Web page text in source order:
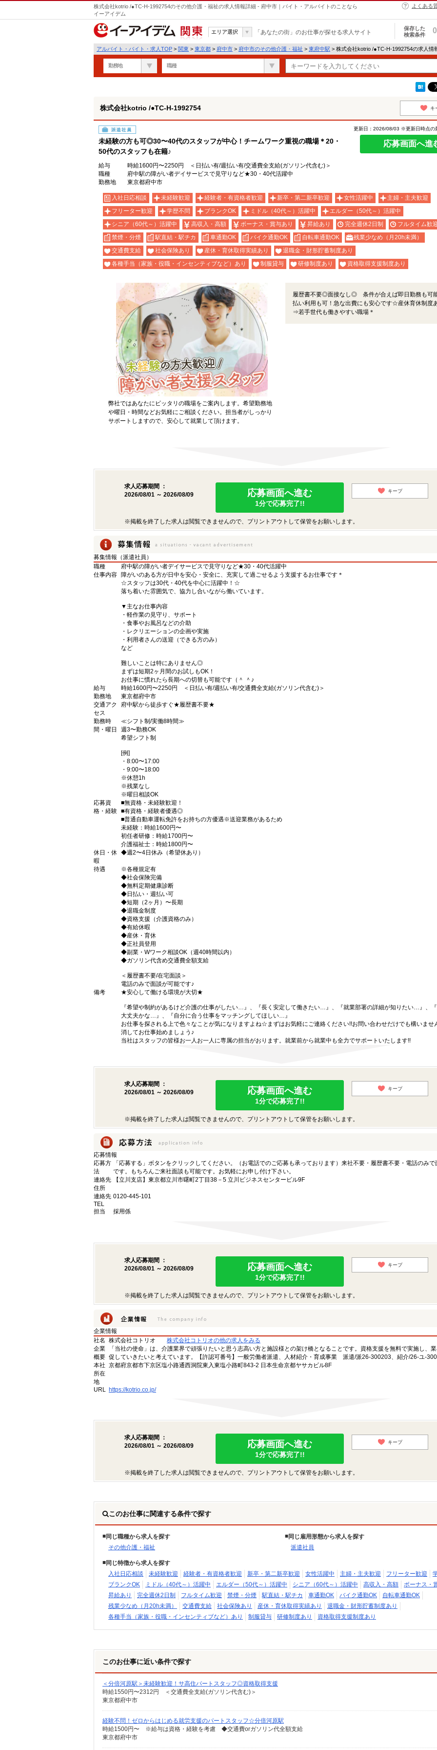
株式会社kotrio /●TC-H-1992754のその他介護・福祉の求人情報詳細 - 府中市｜バイト・アルバイトのことなら
イーアイデム
よくある
関東
エリア選択 「あなたの街」のお仕事が探せる求人サイト
保存した
検索条件
0
アルバイト・バイト・求人TOP > 関東 > 東京都 > 府中市 > 府中市のその他介護・福祉 > 東府中駅 > 株式会社kotrio /●TC-H-1992754の求人情
勤務地 職種
株式会社kotrio /●TC-H-1992754 キ
派遣社員
未経験の方も可◎30〜40代のスタッフが中心！チームワーク重視の職場＊20・
50代のスタッフも在籍♪
更新日：2026/08/03 ※更新日時点の
応募画面へ進
給与
時給1600円〜2250円 ＜日払い有/週払い有/交通費全支給(ガソリン代含む)＞
職種
府中駅の障がい者デイサービスで見守りなど★30・40代活躍中
勤務地
東京都府中市
入社日応相談 未経験歓迎 経験者・有資格者歓迎 新卒・第二新卒歓迎 女性活躍中
主婦・主夫歓迎
フリーター歓迎
学歴不問 ブランクOK ミドル（40代～）活躍中
エルダー（50代～）活躍中
シニア（60代～）活躍中
高収入・高額 ボーナス・賞与あり 昇給あり 完全週休2日制
フルタイム歓
禁煙・分煙
駅直結・駅チカ 車通勤OK バイク通勤OK 自転車通勤OK
残業少なめ（月20h未満）
交通費支給
社会保険あり 産休・育休取得実績あり
退職金・財形貯蓄制度あり
各種手当（家族・役職・インセンティブなど）あり
制服貸与 研修制度あり 資格取得支援制度あり
弊社ではあなたにピッタリの職場をご案内します。希望勤務地
や曜日・時間などお気軽にご相談ください。担当者がしっかり
サポートしますので、安心して就業して頂けます。
履歴書不要◎面接なし◎ 条件が合えば即日勤務も可
払い利用も可！急な出費にも安心です☆産休育休制度
⇒若手世代も働きやすい職場＊
求人応募期間 ：
2026/08/01 ～ 2026/08/09
応募画面へ進む
1分で応募完了!!
キープ
※掲載を終了した求人は閲覧できませんので、プリントアウトして保管をお願いします。
募集情報（派遣社員）
職種
府中駅の障がい者デイサービスで見守りなど★30・40代活躍中
仕事内容
障がいのある方が日中を安心・安全に、充実して過ごせるよう支援するお仕事です＊
☆スタッフは30代・40代を中心に活躍中！☆
落ち着いた雰囲気で、協力し合いながら働いています。
▼主なお仕事内容
・軽作業の見守り、サポート
・食事やお風呂などの介助
・レクリエーションの企画や実施
・利用者さんの送迎（できる方のみ）
など
難しいことは特にありません◎
まずは短期2ヶ月間のお試しもOK！
お仕事に慣れたら長期への切替も可能です（＾ ＾♪
給与
時給1600円〜2250円 ＜日払い有/週払い有/交通費全支給(ガソリン代含む)＞
勤務地
東京都府中市
交通アク
セス
府中駅から徒歩すぐ★履歴書不要★
勤務時
間・曜日
≪シフト制/実働8時間≫
週3〜勤務OK
希望シフト制
[例]
・8:00〜17:00
・9:00〜18:00
※休憩1h
※残業なし
※曜日相談OK
応募資
格・経験
■無資格・未経験歓迎！
■有資格・経験者優遇◎
■普通自動車運転免許をお持ちの方優遇※送迎業務があるため
未経験：時給1600円〜
初任者研修：時給1700円〜
介護福祉士：時給1800円〜
休日・休
暇
◆週2〜4日休み（希望休あり）
待遇
※各種規定有
◆社会保険完備
◆無料定期健康診断
◆日払い・週払い可
◆短期（2ヶ月）〜長期
◆退職金制度
◆資格支援（介護資格のみ）
◆有給休暇
◆産休・育休
◆正社員登用
◆副業・Wワーク相談OK（週40時間以内）
◆ガソリン代含め交通費全額支給
＜履歴書不要/在宅面談＞
電話のみで面談が可能です♪
備考
★安心して働ける環境が大切★
『希望や制約があるけど介護の仕事がしたい…』、『長く安定して働きたい…』、『就業部署の詳細が知りたい…』、
大丈夫かな…』、『自分に合う仕事をマッチングしてほしい…』
お仕事を探される上で色々なことが気になりますよね☆まずはお気軽にご連絡ください!!お問い合わせだけでも構いませ
消してお仕事始めましょう♪
当社はスタッフの皆様お一人お一人に専属の担当がおります。就業前から就業中も全力でサポートいたします!!
求人応募期間 ：
2026/08/01 ～ 2026/08/09
応募画面へ進む
1分で応募完了!!
キープ
※掲載を終了した求人は閲覧できませんので、プリントアウトして保管をお願いします。
応募情報
応募方
法
「応募する」ボタンをクリックしてください。（お電話でのご応募も承っております）来社不要・履歴書不要・電話のみで
です。もちろんご来社面談も可能です。お気軽にお申し付け下さい。
連絡先
住所
【立川支店】東京都立川市曙町2丁目38－5 立川ビジネスセンタービル9F
連絡先
TEL
0120-445-101
担当 採用係
求人応募期間 ：
2026/08/01 ～ 2026/08/09
応募画面へ進む
1分で応募完了!!
キープ
※掲載を終了した求人は閲覧できませんので、プリントアウトして保管をお願いします。
企業情報
社名
株式会社コトリオ
株式会社コトリオの他の求人をみる
企業
概要
「当社の使命」は、介護業界で頑張りたいと思う志高い方と施設様との架け橋となることです。資格支援を無料で実施し、
促していきたいと考えています。【許認可番号】一般労働者派遣、人材紹介・育成事業 派遣/派26-300203、紹介/26-ユ-
本社
所在
地
京都府京都市下京区塩小路通西洞院東入東塩小路町843-2 日本生命京都ヤサカビル8F
URL https://kotrio.co.jp/
求人応募期間 ：
2026/08/01 ～ 2026/08/09
応募画面へ進む
1分で応募完了!!
キープ
※掲載を終了した求人は閲覧できませんので、プリントアウトして保管をお願いします。
このお仕事に関連する条件で探す
同じ職種から求人を探す
その他介護・福祉
同じ雇用形態から求人を探す
派遣社員
同じ特徴から求人を探す
入社日応相談
未経験歓迎 経験者・有資格者歓迎 新卒・第二新卒歓迎 女性活躍中 主婦・主夫歓迎 フリーター歓迎
ブランクOK
ミドル（40代～）活躍中 エルダー（50代～）活躍中 シニア（60代～）活躍中 高収入・高額
ボーナス・
昇給あり
完全週休2日制 フルタイム歓迎 禁煙・分煙 駅直結・駅チカ 車通勤OK バイク通勤OK
自転車通勤OK
残業少なめ（月20h未満）
交通費支給 社会保険あり 産休・育休取得実績あり
退職金・財形貯蓄制度あり
各種手当（家族・役職・インセンティブなど）あり
制服貸与 研修制度あり 資格取得支援制度あり
このお仕事に近い条件で探す
＜分倍河原駅＞未経験歓迎！サ高住パートスタッフ◎資格取得支援
時給1550円〜2312円 ＜交通費全支給(ガソリン代含む)＞
東京都府中市
経験不問！ゼロからはじめる就労支援のパートスタッフ☆分倍河原駅
時給1500円〜 ※給与は資格・経験を考慮 ◆交通費orガソリン代全額支給
東京都府中市